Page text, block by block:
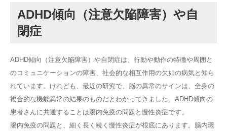
ADHD傾向（注意欠陥障害）や自
閉症
ADHD傾向（注意欠陥障害）や自閉症は、行動や動作の特徴や周囲と
のコミュニケーションの障害、社会的な相互作用の欠如の病気と知ら
れています。けれども、最近の研究で、脳の異常のサインは、全身の
複合的な機能異常の結果のものだとわかってきました。ADHD傾向の
患者さんに共通することは腸内免疫の問題と慢性炎症です。
腸内免疫の問題と、細く長く続く慢性炎症が根底にあります。腸内環